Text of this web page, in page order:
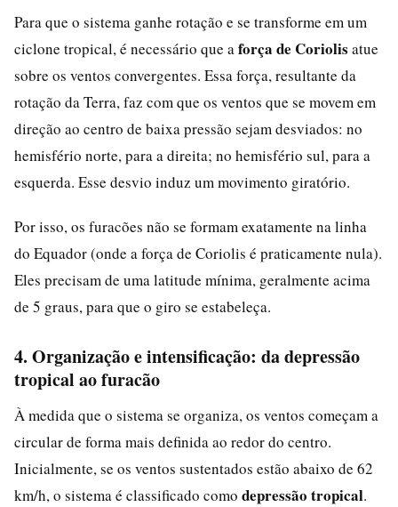
Para que o sistema ganhe rotação e se transforme em um
ciclone tropical, é necessário que a força de Coriolis atue
sobre os ventos convergentes. Essa força, resultante da
rotação da Terra, faz com que os ventos que se movem em
direção ao centro de baixa pressão sejam desviados: no
hemisfério norte, para a direita; no hemisfério sul, para a
esquerda. Esse desvio induz um movimento giratório.
Por isso, os furacões não se formam exatamente na linha
do Equador (onde a força de Coriolis é praticamente nula).
Eles precisam de uma latitude mínima, geralmente acima
de 5 graus, para que o giro se estabeleça.
4. Organização e intensificação: da depressão
tropical ao furacão
À medida que o sistema se organiza, os ventos começam a
circular de forma mais definida ao redor do centro.
Inicialmente, se os ventos sustentados estão abaixo de 62
km/h, o sistema é classificado como depressão tropical.